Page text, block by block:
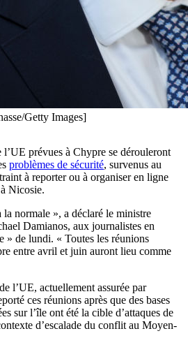
Getty Images]
prévues à Chypre se dérouleront
problèmes de sécurité, survenus au
à reporter ou à organiser en ligne
Nicosie.
la normale », a déclaré le ministre
Damianos, aux journalistes en
» de lundi. « Toutes les réunions
entre avril et juin auront lieu comme
l’UE, actuellement assurée par
ces réunions après que des bases
sur l’île ont été la cible d’attaques de
d’escalade du conflit au Moyen-